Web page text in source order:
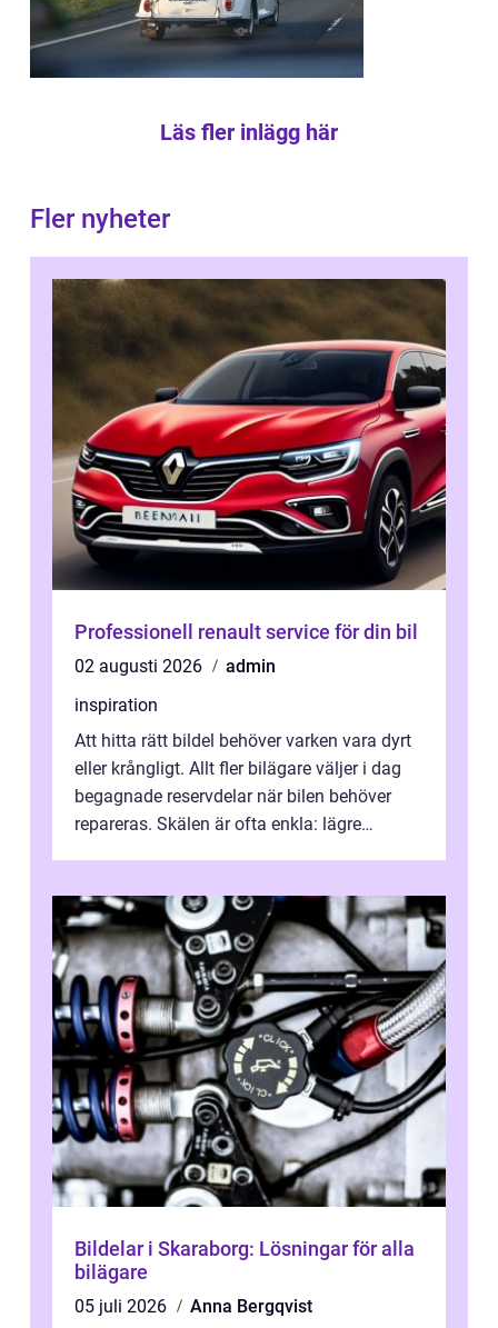
Läs fler inlägg här
Fler nyheter
Professionell renault service för din bil
02 augusti 2026
admin
inspiration
Att hitta rätt bildel behöver varken vara dyrt
eller krångligt. Allt fler bilägare väljer i dag
begagnade reservdelar när bilen behöver
repareras. Skälen är ofta enkla: lägre
Bildelar i Skaraborg: Lösningar för alla
bilägare
05 juli 2026 Anna Bergqvist